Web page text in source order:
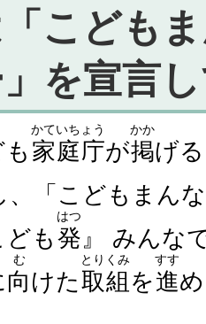
こども
を宣言
家庭庁
かていちょう
が掲
かか
げ
、「こどもまん
も発
はつ
』 みんな
向
む
けた取組
とりくみ
を進
すす